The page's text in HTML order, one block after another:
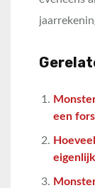
een